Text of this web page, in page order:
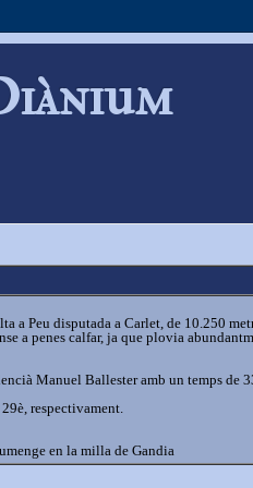
a Peu disputada a Carlet, de 10.250
a penes calfar, ja que plovia
Manuel Ballester amb un temps de
respectivament.
en la milla de Gandia